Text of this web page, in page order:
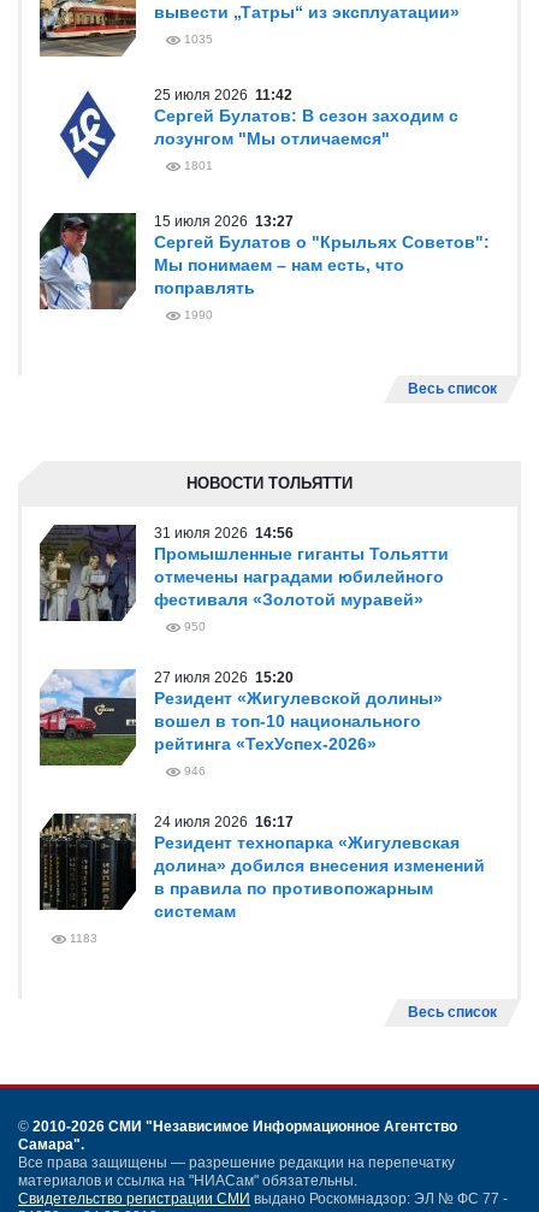
вывести „Татры“ из эксплуатации»
1035
25 июля 2026 11:42
Сергей Булатов: В сезон заходим с
лозунгом "Мы отличаемся"
1801
15 июля 2026 13:27
Сергей Булатов о "Крыльях Советов":
Мы понимаем – нам есть, что
поправлять
1990
Весь список
НОВОСТИ ТОЛЬЯТТИ
31 июля 2026 14:56
Промышленные гиганты Тольятти
отмечены наградами юбилейного
фестиваля «Золотой муравей»
950
27 июля 2026 15:20
Резидент «Жигулевской долины»
вошел в топ-10 национального
рейтинга «ТехУспех-2026»
946
24 июля 2026 16:17
Резидент технопарка «Жигулевская
долина» добился внесения изменений
в правила по противопожарным
системам
1183
Весь список
© 2010-2026 СМИ "Независимое Информационное Агентство
Самара".
Все права защищены — разрешение редакции на перепечатку
материалов и ссылка на "НИАСам" обязательны.
Свидетельство регистрации СМИ выдано Роскомнадзор: ЭЛ № ФС 77 -